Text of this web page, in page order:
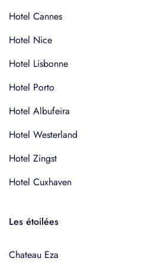
Hotel Cannes
Hotel Nice
Hotel Lisbonne
Hotel Porto
Hotel Albufeira
Hotel Westerland
Hotel Zingst
Hotel Cuxhaven
Les étoilées
Chateau Eza